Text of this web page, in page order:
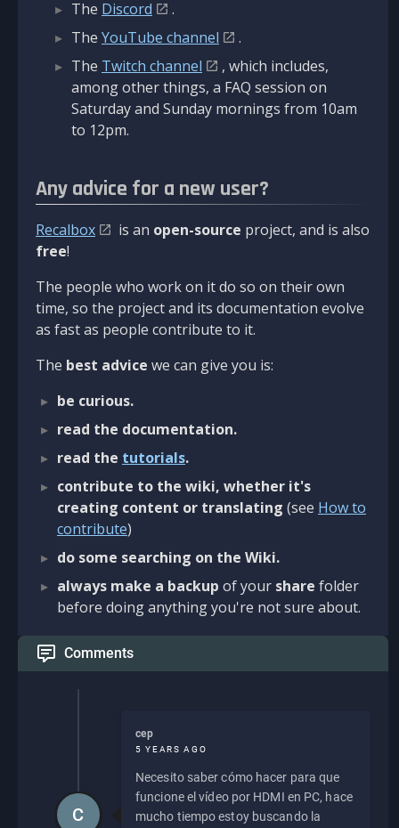
The Discord
.
The YouTube channel
.
The Twitch channel
, which includes,
among other things, a FAQ session on
Saturday and Sunday mornings from 10am
to 12pm.
Any advice for a new user?
Recalbox is an open-source project, and is also
free!
The people who work on it do so on their own
time, so the project and its documentation evolve
as fast as people contribute to it.
The best advice we can give you is:
be curious.
read the documentation.
read the tutorials.
contribute to the wiki, whether it's
creating content or translating (see How to
contribute)
do some searching on the Wiki.
always make a backup of your share folder
before doing anything you're not sure about.
Comments
cep
5 YEARS AGO
Necesito saber cómo hacer para que
funcione el vídeo por HDMI en PC, hace
mucho tiempo estoy buscando la
C